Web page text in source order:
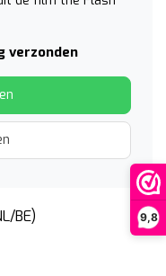
9,8
verzonden
BE)